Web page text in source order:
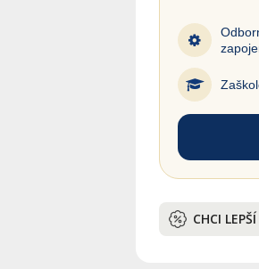
CHCI